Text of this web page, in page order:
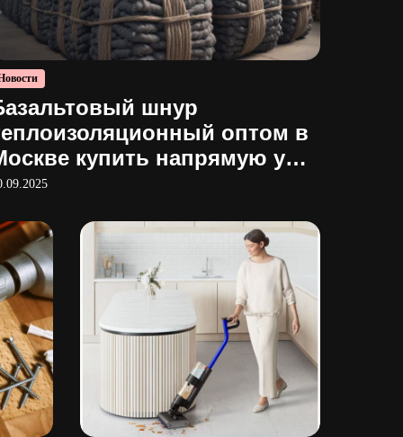
шнур
оптом в
купить напрямую у